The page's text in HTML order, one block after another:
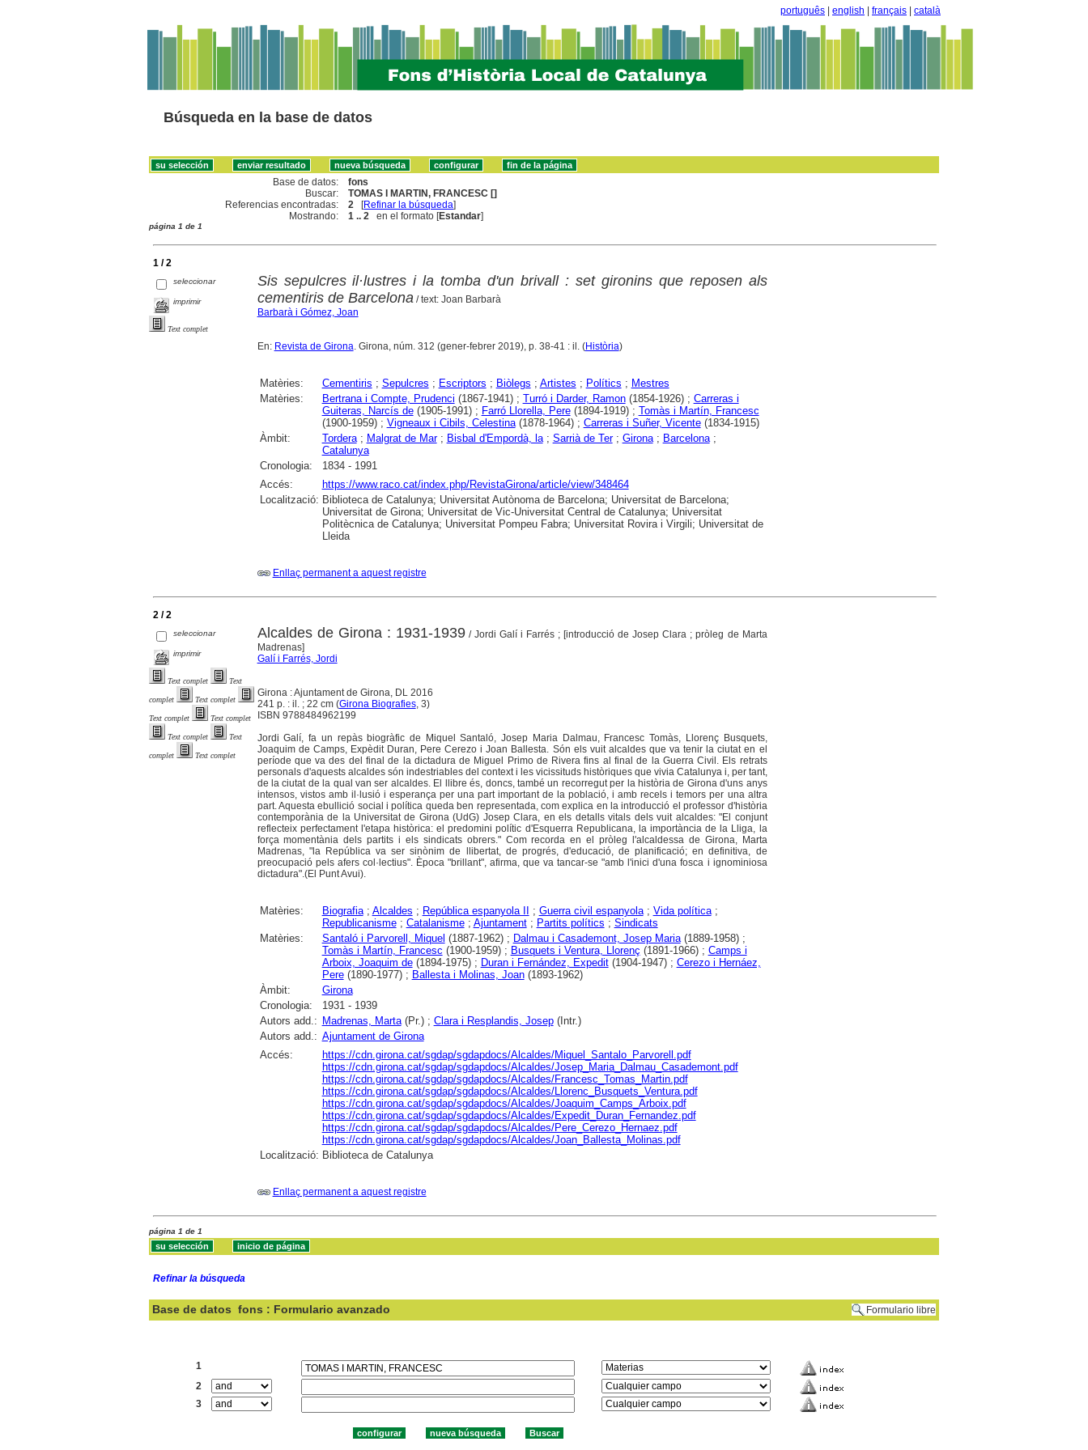
português english français català
Búsqueda en la base de datos
Base de datos:
fons
Buscar:
TOMAS I MARTIN, FRANCESC []
Referencias encontradas:
2 [Refinar la búsqueda]
Mostrando:
1 .. 2 en el formato [Estandar]
página 1 de 1
1 / 2
seleccionar
imprimir
Text complet
Sis sepulcres il·lustres i la tomba d'un brivall : set gironins que reposen als
cementiris de Barcelona/ text: Joan Barbarà
Barbarà i Gómez, Joan
En: Revista de Girona. Girona, núm. 312 (gener-febrer 2019), p. 38-41 : il. (Història)
Matèries: Cementiris ; Sepulcres ; Escriptors ; Biòlegs ; Artistes ; Polítics ; Mestres
Matèries:
Bertrana i Compte, Prudenci (1867-1941) ; Turró i Darder, Ramon(1854-1926) ; Carreras i
Guiteras, Narcís de(1905-1991) ; Farró Llorella, Pere(1894-1919) ; Tomàs i Martín, Francesc
(1900-1959) ; Vigneaux i Cibils, Celestina(1878-1964) ; Carreras i Suñer, Vicente(1834-1915)
Àmbit:
Tordera; Malgrat de Mar; Bisbal d'Empordà, la; Sarrià de Ter; Girona; Barcelona;
Catalunya
Cronologia:
1834 - 1991
Accés:
https://www.raco.cat/index.php/RevistaGirona/article/view/348464
Localització: Biblioteca de Catalunya; Universitat Autònoma de Barcelona; Universitat de Barcelona;
Universitat de Girona; Universitat de Vic-Universitat Central de Catalunya; Universitat
Politècnica de Catalunya; Universitat Pompeu Fabra; Universitat Rovira i Virgili; Universitat de
Lleida
Enllaç permanent a aquest registre
2 / 2
seleccionar
imprimir
Text complet Text
complet Text complet
Text complet Text complet
Text complet Text
complet Text complet
Alcaldes de Girona : 1931-1939/ Jordi Galí i Farrés ; [introducció de Josep Clara ; pròleg de Marta
Madrenas]
Galí i Farrés, Jordi
Girona : Ajuntament de Girona, DL 2016
241 p. : il. ; 22 cm (Girona Biografies, 3)
ISBN 9788484962199
Jordi Galí, fa un repàs biogràfic de Miquel Santaló, Josep Maria Dalmau, Francesc Tomàs, Llorenç Busquets,
Joaquim de Camps, Expèdit Duran, Pere Cerezo i Joan Ballesta. Són els vuit alcaldes que va tenir la ciutat en el
període que va des del final de la dictadura de Miguel Primo de Rivera fins al final de la Guerra Civil. Els retrats
personals d'aquests alcaldes són indestriables del context i les vicissituds històriques que vivia Catalunya i, per tant,
de la ciutat de la qual van ser alcaldes. El llibre és, doncs, també un recorregut per la història de Girona d'uns anys
intensos, vistos amb il·lusió i esperança per una part important de la població, i amb recels i temors per una altra
part. Aquesta ebullició social i política queda ben representada, com explica en la introducció el professor d'història
contemporània de la Universitat de Girona (UdG) Josep Clara, en els detalls vitals dels vuit alcaldes: "El conjunt
reflecteix perfectament l'etapa històrica: el predomini polític d'Esquerra Republicana, la importància de la Lliga, la
força momentània dels partits i els sindicats obrers." Com recorda en el pròleg l'alcaldessa de Girona, Marta
Madrenas, "la República va ser sinònim de llibertat, de progrés, d'educació, de planificació; en definitiva, de
preocupació pels afers col·lectius". Època "brillant", afirma, que va tancar-se "amb l'inici d'una fosca i ignominiosa
dictadura".(El Punt Avui).
Matèries: Biografia; Alcaldes ; República espanyola II ; Guerra civil espanyola; Vida política;
Republicanisme; Catalanisme; Ajuntament; Partits polítics ; Sindicats
Matèries:
Santaló i Parvorell, Miquel (1887-1962) ; Dalmau i Casademont, Josep Maria(1889-1958) ;
Tomàs i Martín, Francesc (1900-1959) ; Busquets i Ventura, Llorenç (1891-1966) ; Camps i
Arboix, Joaquim de(1894-1975) ; Duran i Fernández, Expedit(1904-1947) ; Cerezo i Hernáez,
Pere(1890-1977) ; Ballesta i Molinas, Joan(1893-1962)
Àmbit:
Girona
Cronologia:
1931 - 1939
Autors add.: Madrenas, Marta(Pr.) ; Clara i Resplandis, Josep(Intr.)
Autors add.: Ajuntament de Girona
Accés:
https://cdn.girona.cat/sgdap/sgdapdocs/Alcaldes/Miquel_Santalo_Parvorell.pdf
https://cdn.girona.cat/sgdap/sgdapdocs/Alcaldes/Josep_Maria_Dalmau_Casademont.pdf
https://cdn.girona.cat/sgdap/sgdapdocs/Alcaldes/Francesc_Tomas_Martin.pdf
https://cdn.girona.cat/sgdap/sgdapdocs/Alcaldes/Llorenc_Busquets_Ventura.pdf
https://cdn.girona.cat/sgdap/sgdapdocs/Alcaldes/Joaquim_Camps_Arboix.pdf
https://cdn.girona.cat/sgdap/sgdapdocs/Alcaldes/Expedit_Duran_Fernandez.pdf
https://cdn.girona.cat/sgdap/sgdapdocs/Alcaldes/Pere_Cerezo_Hernaez.pdf
https://cdn.girona.cat/sgdap/sgdapdocs/Alcaldes/Joan_Ballesta_Molinas.pdf
Localització: Biblioteca de Catalunya
Enllaç permanent a aquest registre
página 1 de 1
Refinar la búsqueda
Base de datos fons : Formulario avanzado Formulario libre
1
2
3